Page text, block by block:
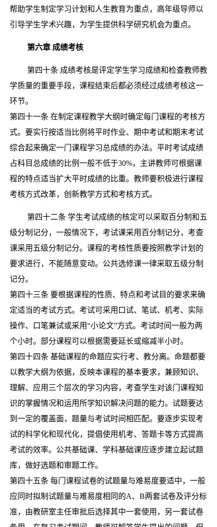
帮助学生制定学习计划和人生教育为重点，高年级导师以
引导学生学术兴趣，为学生提供科学研究机会为重点。
第六章 成绩考核
第四十条 成绩考核是评定学生学习成绩和检查教师教
学质量的重要手段，课程结束后都必须经过成绩考核这一
环节。
第四十一条 在制定课程教学大纲时确定每门课程的考核方
式。要实行按适当比例将平时作业、期中考试和期末考试
综合起来确定一门课程学习总成绩的办法。平时考试成绩
占科目总成绩的比例一般不低于30%，主讲教师可根据课
程的特点适当扩大平时成绩的比重。教师要积极进行课程
考核方式改革，创新教学方式和考核方式。
第四十二条 学生考试成绩的核定可以采取百分制和五
级分制记分，一般情况下，考试课采用百分制记分，考查
课采用五级分制记分。课程的考核性质要按照教学计划的
要求进行，不能随意变动。公共选修课一律采取五级分制
记分。
第四十三条 要根据课程的性质、特点和考试目的要求来确
定适当的考试方式。考试可采用口试、笔试、机考、实际
操作、口笔兼试或采用“小论文”方式。考试时间一般为两
个小时。部分课程可以根据需要延长或缩减半小时。
第四十四条 基础课程的命题应实行考、教分离。命题都要
以教学大纲为依据，反映本课程的基本要求，兼顾知识、
理解、应用三个层次的学习内容，考查学生对该门课程知
识的掌握情况和运用所学知识解决问题的能力。试题要达
到一定的覆盖面，题量与考试时间相匹配。要逐步实现考
试的科学化和现代化，提倡使用机考、答题卡等方式提高
考试的效率。公共基础课、学科基础课应逐步建立起试题
库，做好选题和审题工作。
第四十五条 每门课程试卷的试题量与难易度要适中，一般
应同时拟制试题量与难易度相同的A、B两套试卷及评分标
准，由教研室主任审批后选择其中一套使用，另一套试卷